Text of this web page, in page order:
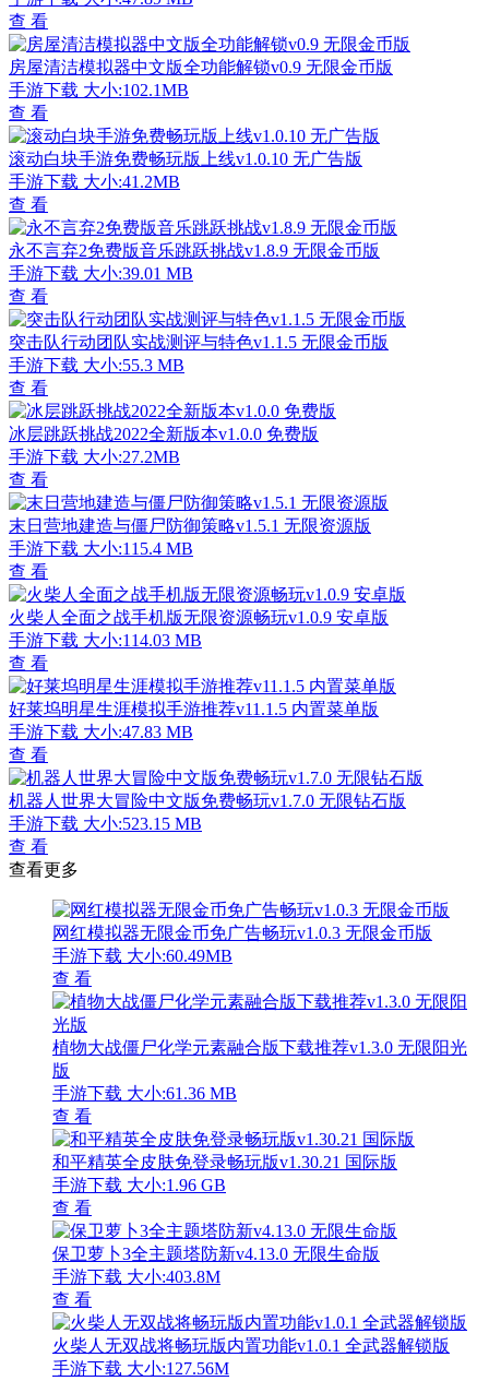
查 看
房屋清洁模拟器中文版全功能解锁v0.9 无限金币版
手游下载 大小:102.1MB
查 看
滚动白块手游免费畅玩版上线v1.0.10 无广告版
手游下载 大小:41.2MB
查 看
永不言弃2免费版音乐跳跃挑战v1.8.9 无限金币版
手游下载 大小:39.01 MB
查 看
突击队行动团队实战测评与特色v1.1.5 无限金币版
手游下载 大小:55.3 MB
查 看
冰层跳跃挑战2022全新版本v1.0.0 免费版
手游下载 大小:27.2MB
查 看
末日营地建造与僵尸防御策略v1.5.1 无限资源版
手游下载 大小:115.4 MB
查 看
火柴人全面之战手机版无限资源畅玩v1.0.9 安卓版
手游下载 大小:114.03 MB
查 看
好莱坞明星生涯模拟手游推荐v11.1.5 内置菜单版
手游下载 大小:47.83 MB
查 看
机器人世界大冒险中文版免费畅玩v1.7.0 无限钻石版
手游下载 大小:523.15 MB
查 看
查看更多
网红模拟器无限金币免广告畅玩v1.0.3 无限金币版
手游下载 大小:60.49MB
查 看
植物大战僵尸化学元素融合版下载推荐v1.3.0 无限阳光
版
手游下载 大小:61.36 MB
查 看
和平精英全皮肤免登录畅玩版v1.30.21 国际版
手游下载 大小:1.96 GB
查 看
保卫萝卜3全主题塔防新v4.13.0 无限生命版
手游下载 大小:403.8M
查 看
火柴人无双战将畅玩版内置功能v1.0.1 全武器解锁版
手游下载 大小:127.56M